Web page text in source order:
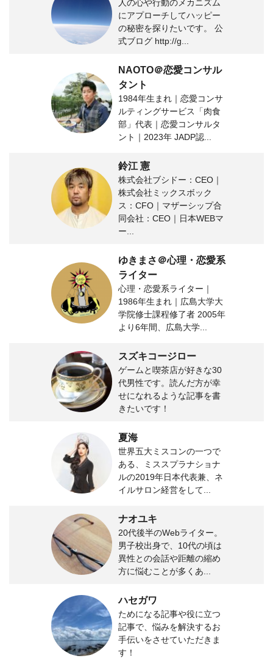
人の心や行動のメカニズム
にアプローチしてハッピー
の秘密を探りたいです。 公
式ブログ http://g...
NAOTO＠恋愛コンサル
タント
1984年生まれ｜恋愛コンサ
ルティングサービス「肉食
部」代表｜恋愛コンサルタ
ント｜2023年 JADP認...
鈴江 憲
株式会社ブシドー：CEO｜
株式会社ミックスボック
ス：CFO｜マザーシップ合
同会社：CEO｜日本WEBマ
ー...
ゆきまさ＠心理・恋愛系
ライター
心理・恋愛系ライター｜
1986年生まれ｜広島大学大
学院修士課程修了者 2005年
より6年間、広島大学...
スズキコージロー
ゲームと喫茶店が好きな30
代男性です。読んだ方が幸
せになれるような記事を書
きたいです！
夏海
世界五大ミスコンの一つで
ある、ミススプラナショナ
ルの2019年日本代表兼、ネ
イルサロン経営をして...
ナオユキ
20代後半のWebライター。
男子校出身で、10代の頃は
異性との会話や距離の縮め
方に悩むことが多くあ...
ハセガワ
ためになる記事や役に立つ
記事で、悩みを解決するお
手伝いをさせていただきま
す！